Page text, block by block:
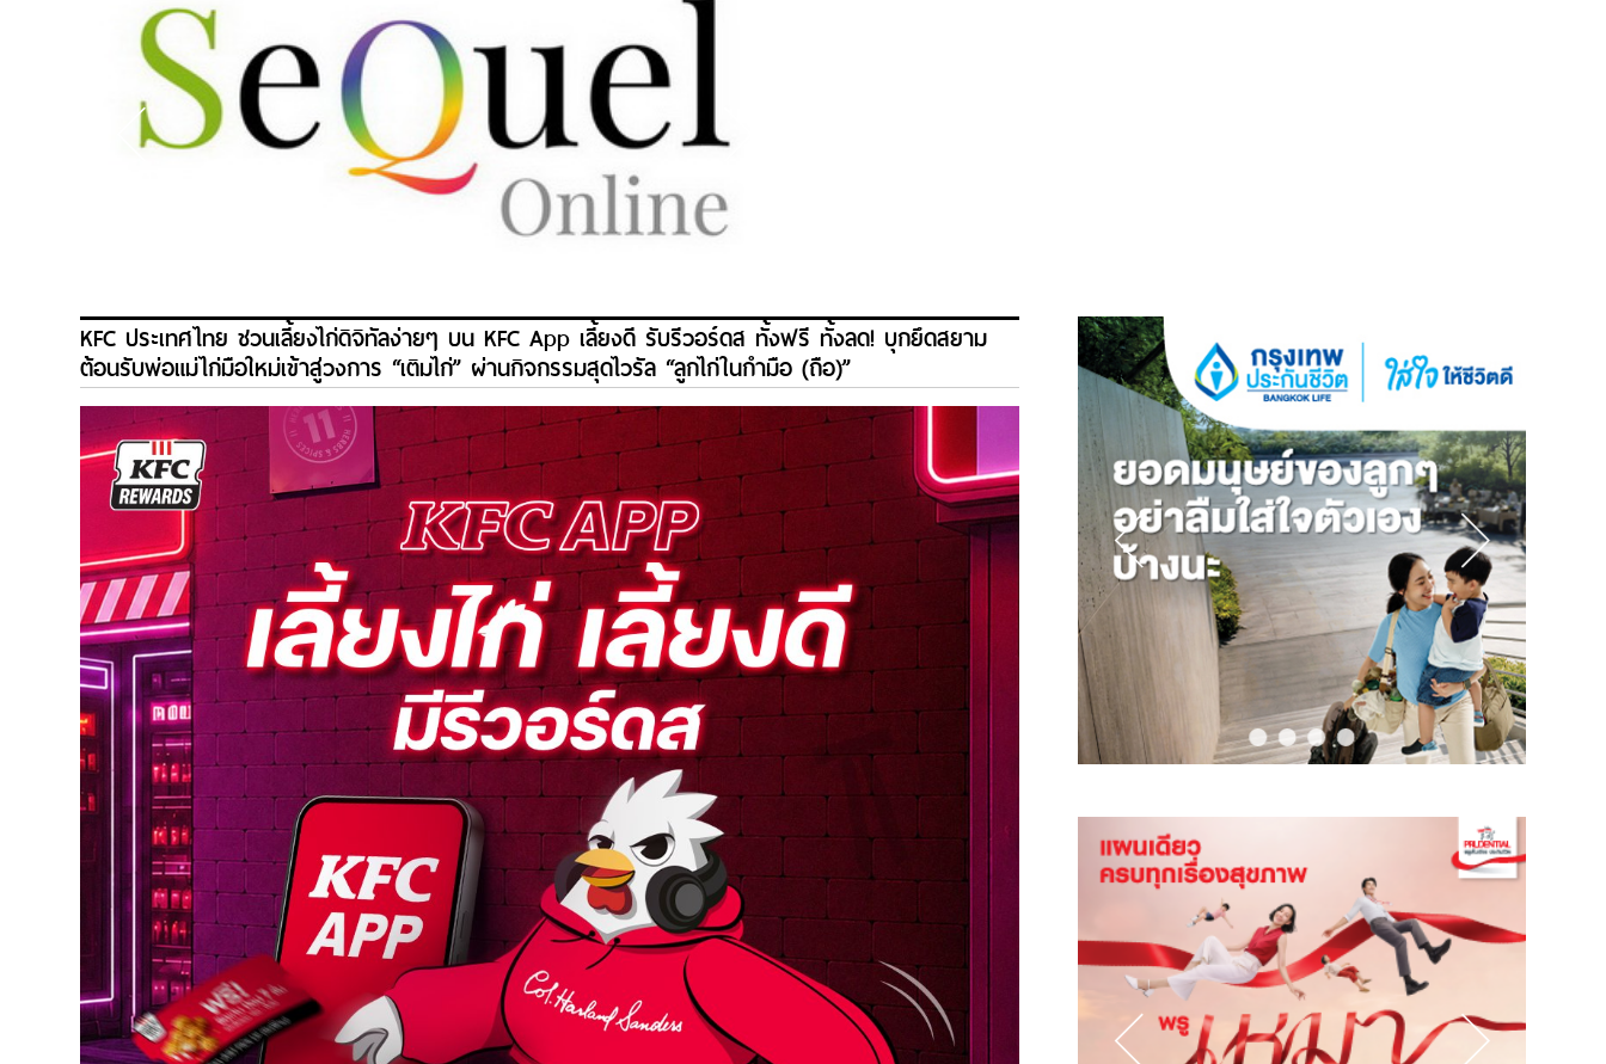
KFC ประเทศไทย ชวนเลี้ยงไก่ดิจิทัลง่ายๆ บน KFC App เลี้ยงดี รับรีวอร์ดส ทั้งฟรี ทั้งลด! บุกยึดสยาม
ต้อนรับพ่อแม่ไก่มือใหม่เข้าสู่วงการ “เติมไก่” ผ่านกิจกรรมสุดไวรัล “ลูกไก่ในกำมือ (ถือ)”